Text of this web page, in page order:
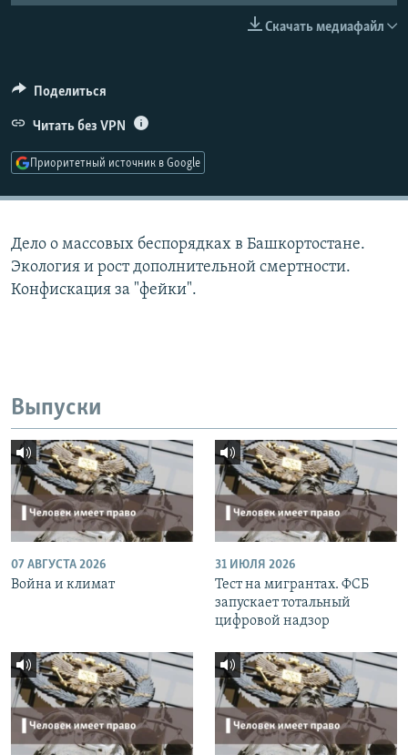
СОЦИАЛЬНЫЕ СЕТИ
Скачать медиафайл
Поделиться
Читать без VPN
Приоритетный источник в Google
Дело о массовых беспорядках в Башкортостане.
Экология и рост дополнительной смертности.
Конфискация за "фейки".
Выпуски
07 АВГУСТА 2026
Война и климат
31 ИЮЛЯ 2026
Тест на мигрантах. ФСБ
запускает тотальный
цифровой надзор